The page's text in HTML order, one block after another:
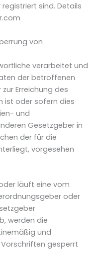
sind. Details
von
verarbeitet und
der betroffenen
Erreichung des
ist oder sofern dies
und
Gesetzgeber in
der für die
vorgesehen
läuft eine vom
oder
werden die
und
gesperrt